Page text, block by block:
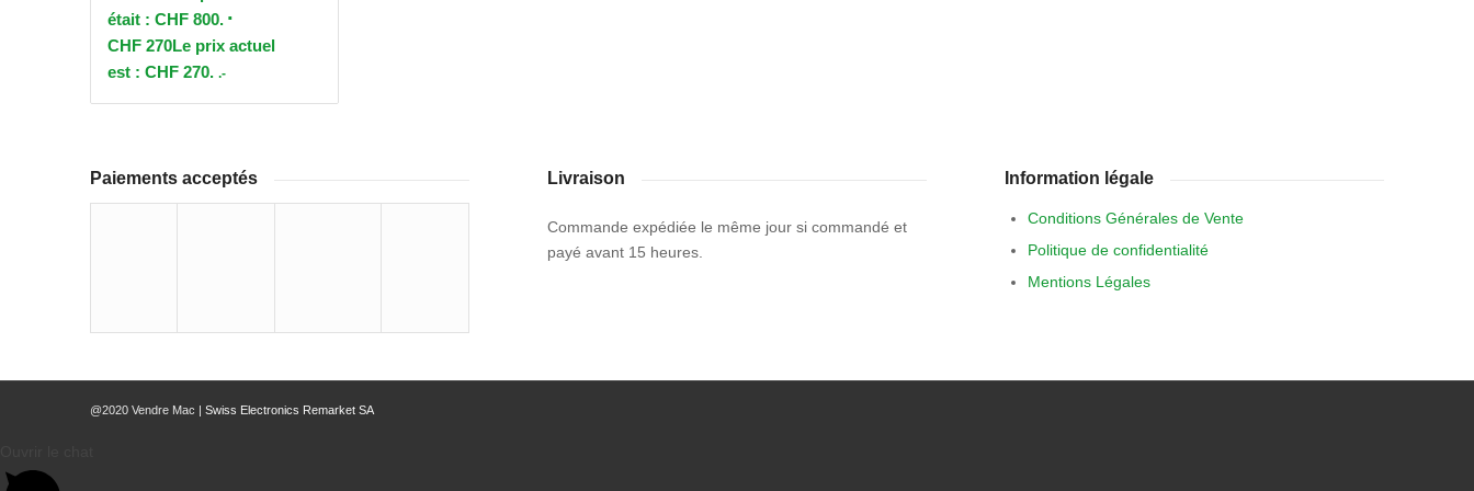
était : CHF 800.
CHF 270Le prix actuel
est : CHF 270. .-
Paiements acceptés Livraison
Commande expédiée le même jour si commandé et
payé avant 15 heures.
Information légale
Conditions Générales de Vente
Politique de confidentialité
Mentions Légales
@2020 Vendre Mac | Swiss Electronics Remarket SA